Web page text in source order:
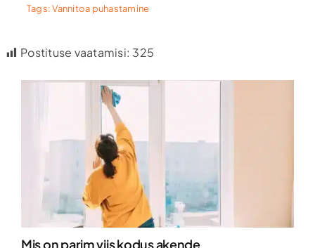
Tags:Vannitoa puhastamine
Postituse vaatamisi: 325
Mis on parim viis kodus akende